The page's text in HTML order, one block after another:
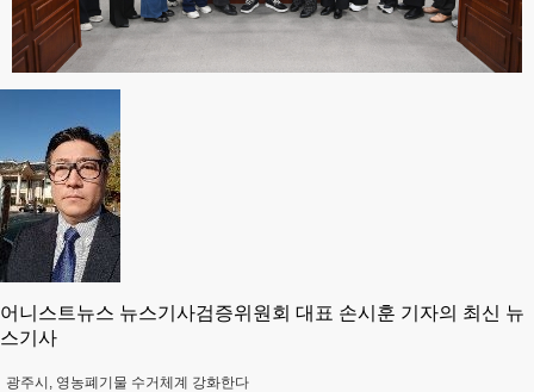
어니스트뉴스 뉴스기사검증위원회 대표 손시훈 기자의 최신 뉴
스기사
광주시, 영농폐기물 수거체계 강화한다